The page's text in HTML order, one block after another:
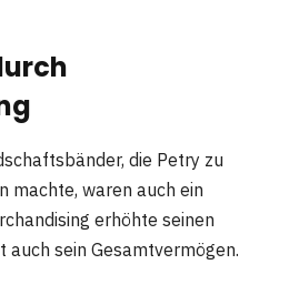
die Petry zu
machte, waren auch ein
erhöhte seinen
sein Gesamtvermögen.